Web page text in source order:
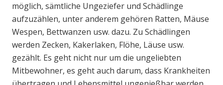
möglich, sämtliche Ungeziefer und Schädlinge
aufzuzählen, unter anderem gehören Ratten, Mäuse
Wespen, Bettwanzen usw. dazu. Zu Schädlingen
werden Zecken, Kakerlaken, Flöhe, Läuse usw.
gezählt. Es geht nicht nur um die ungeliebten
Mitbewohner, es geht auch darum, dass Krankheiten